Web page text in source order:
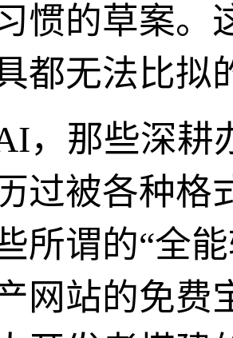
惯的草案。
都无法比拟
，那些深耕
过被各种格
所谓的“全
网站的免费